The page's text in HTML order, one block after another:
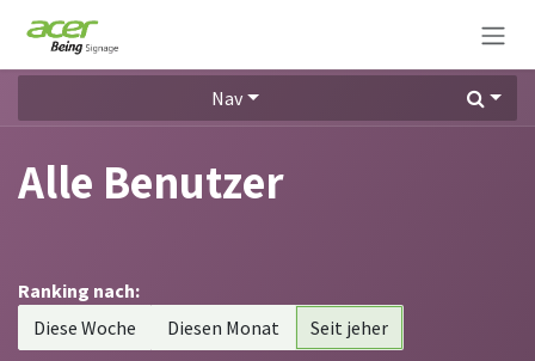
Nav
Alle Benutzer
Ranking nach:
Diese Woche
Diesen Monat Seit jeher